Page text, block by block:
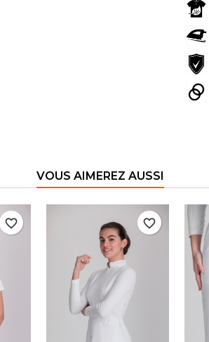
VOUS AIMEREZ AUSSI
favorite_border favorite_border